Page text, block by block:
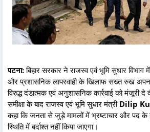
पटना:बिहार सरकार ने राजस्व एवं भूमि सुधार विभाग में
और प्रशासनिक लापरवाही के खिलाफ सख्त रुख
विरुद्ध दंडात्मक एवं अनुशासनिक कार्रवाई को मंजूरी दे
समीक्षा के बाद राजस्व एवं भूमि सुधार मंत्री Dilip
कहा कि जनता से जुड़े मामलों में भ्रष्टाचार और पद के
स्थिति में बर्दाश्त नहीं किया जाएगा।